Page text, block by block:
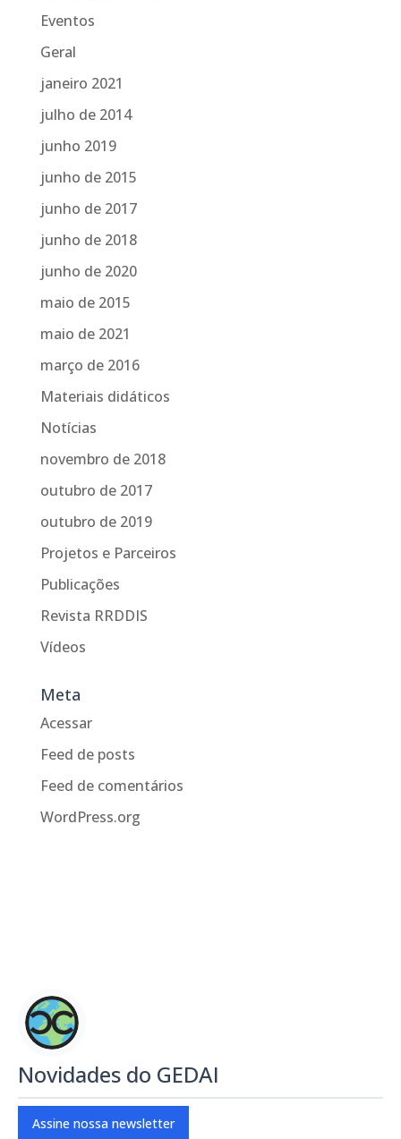
Eventos
Geral
janeiro 2021
julho de 2014
junho 2019
junho de 2015
junho de 2017
junho de 2018
junho de 2020
maio de 2015
maio de 2021
março de 2016
Materiais didáticos
Notícias
novembro de 2018
outubro de 2017
outubro de 2019
Projetos e Parceiros
Publicações
Revista RRDDIS
Vídeos
Meta
Acessar
Feed de posts
Feed de comentários
WordPress.org
Novidades do GEDAI
Assine nossa newsletter